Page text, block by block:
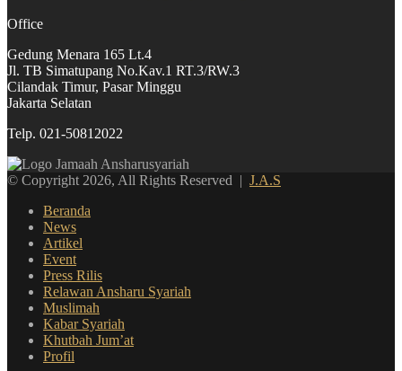
Office
Gedung Menara 165 Lt.4
Jl. TB Simatupang No.Kav.1 RT.3/RW.3
Cilandak Timur, Pasar Minggu
Jakarta Selatan
Telp. 021-50812022
© Copyright 2026, All Rights Reserved | J.A.S
Beranda
News
Artikel
Event
Press Rilis
Relawan Ansharu Syariah
Muslimah
Kabar Syariah
Khutbah Jum’at
Profil